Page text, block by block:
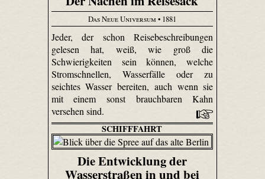
Das Neue Universum• 1881
Jeder, der schon Reisebeschreibungen
gelesen hat, weiß, wie groß die
Schwierigkeiten sein können, welche
Stromschnellen, Wasserfälle oder zu
seichtes Wasser bereiten, auch wenn sie
mit einem sonst brauchbaren Kahn
versehen sind.
SCHIFFFAHRT
Die Entwicklung der
Wasserstraßen in und bei